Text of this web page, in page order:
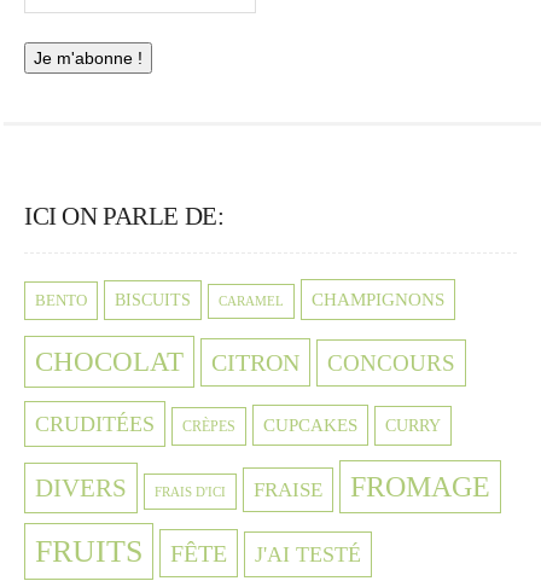
ICI ON PARLE DE:
BENTO BISCUITS CARAMEL CHAMPIGNONS
CHOCOLAT CITRON CONCOURS
CRUDITÉES CRÈPES CUPCAKES CURRY
DIVERS FRAIS D'ICI FRAISE FROMAGE
FRUITS FÊTE J'AI TESTÉ